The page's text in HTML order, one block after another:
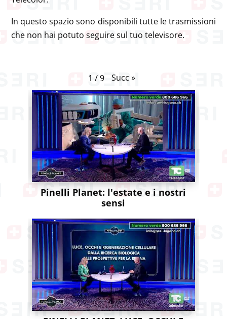
In questo spazio sono disponibili tutte le trasmissioni
che non hai potuto seguire sul tuo televisore.
1 / 9 Succ »
Pinelli Planet: l'estate e i nostri
sensi